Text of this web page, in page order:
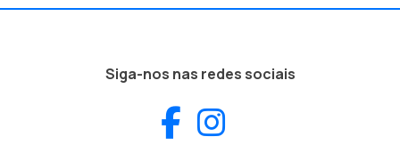
Siga-nos nas redes sociais
Facebook